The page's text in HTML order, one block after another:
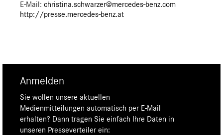
E-Mail: christina.schwarzer@mercedes-benz.com
http://presse.mercedes-benz.at
Anmelden
Sie wollen unsere aktuellen
Medienmitteilungen automatisch per E-Mail
erhalten? Dann tragen Sie einfach Ihre Daten in
unseren Presseverteiler ein: